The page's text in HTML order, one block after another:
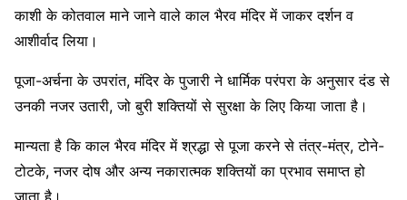
काशी के कोतवाल माने जाने वाले काल भैरव मंदिर में जाकर दर्शन व
आशीर्वाद लिया।
पूजा-अर्चना के उपरांत, मंदिर के पुजारी ने धार्मिक परंपरा के अनुसार दंड से
उनकी नजर उतारी, जो बुरी शक्तियों से सुरक्षा के लिए किया जाता है।
मान्यता है कि काल भैरव मंदिर में श्रद्धा से पूजा करने से तंत्र-मंत्र, टोने-
टोटके, नजर दोष और अन्य नकारात्मक शक्तियों का प्रभाव समाप्त हो
जाता है।